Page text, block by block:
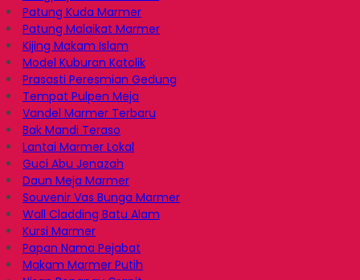
Patung Kuda Marmer
Patung Malaikat Marmer
Kijing Makam Islam
Model Kuburan Katolik
Prasasti Peresmian Gedung
Tempat Pulpen Meja
Vandel Marmer Terbaru
Bak Mandi Teraso
Lantai Marmer Lokal
Guci Abu Jenazah
Daun Meja Marmer
Souvenir Vas Bunga Marmer
Wall Cladding Batu Alam
Kursi Marmer
Papan Nama Pejabat
Makam Marmer Putih